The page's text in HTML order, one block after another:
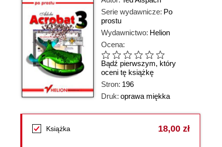
Serie wydawnicze: Po
prostu
Wydawnictwo: Helion
Ocena:
Bądź pierwszym, który
oceni tę książkę
Stron: 196
Druk: oprawa miękka
Książka 18,00 zł